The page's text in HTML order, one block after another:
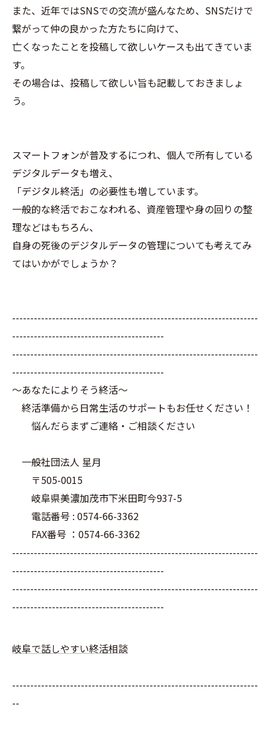
また、近年ではSNSでの交流が盛んなため、SNSだけで
繋がって仲の良かった方たちに向けて、
亡くなったことを投稿して欲しいケースも出てきていま
す。
その場合は、投稿して欲しい旨も記載しておきましょ
う。
スマートフォンが普及するにつれ、個人で所有している
デジタルデータも増え、
「デジタル終活」の必要性も増しています。
一般的な終活でおこなわれる、資産管理や身の回りの整
理などはもちろん、
自身の死後のデジタルデータの管理についても考えてみ
てはいかがでしょうか？
--------------------------------------------------------------------
------------------------------------------
--------------------------------------------------------------------
------------------------------------------
～あなたによりそう終活～
終活準備から日常生活のサポートもお任せください！
悩んだらまずご連絡・ご相談ください
一般社団法人 星月
〒505-0015
岐阜県美濃加茂市下米田町今937-5
電話番号 : 0574-66-3362
FAX番号 ：0574-66-3362
--------------------------------------------------------------------
------------------------------------------
--------------------------------------------------------------------
------------------------------------------
岐阜で話しやすい終活相談
--------------------------------------------------------------------
--